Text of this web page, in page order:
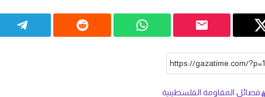
فصائل المقاومة الفلسطينية